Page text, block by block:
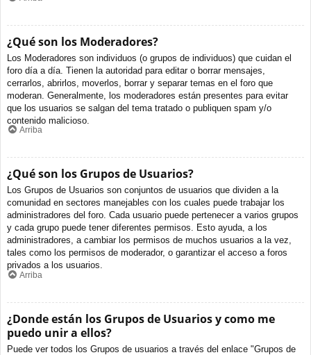
¿Qué son los Moderadores?
Los Moderadores son individuos (o grupos de individuos) que cuidan el
foro día a día. Tienen la autoridad para editar o borrar mensajes,
cerrarlos, abrirlos, moverlos, borrar y separar temas en el foro que
moderan. Generalmente, los moderadores están presentes para evitar
que los usuarios se salgan del tema tratado o publiquen spam y/o
contenido malicioso.
Arriba
¿Qué son los Grupos de Usuarios?
Los Grupos de Usuarios son conjuntos de usuarios que dividen a la
comunidad en sectores manejables con los cuales puede trabajar los
administradores del foro. Cada usuario puede pertenecer a varios grupos
y cada grupo puede tener diferentes permisos. Esto ayuda, a los
administradores, a cambiar los permisos de muchos usuarios a la vez,
tales como los permisos de moderador, o garantizar el acceso a foros
privados a los usuarios.
Arriba
¿Donde están los Grupos de Usuarios y como me
puedo unir a ellos?
Puede ver todos los Grupos de usuarios a través del enlace "Grupos de